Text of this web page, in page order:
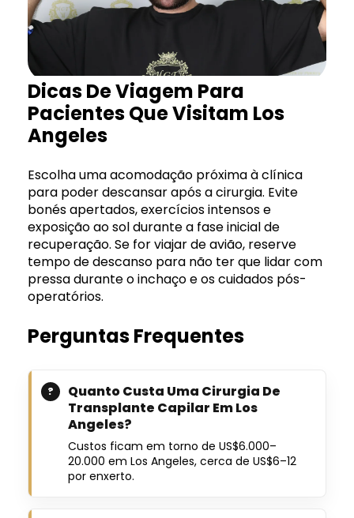
Dicas De Viagem Para
Pacientes Que Visitam Los
Angeles
Escolha uma acomodação próxima à clínica
para poder descansar após a cirurgia. Evite
bonés apertados, exercícios intensos e
exposição ao sol durante a fase inicial de
recuperação. Se for viajar de avião, reserve
tempo de descanso para não ter que lidar com
pressa durante o inchaço e os cuidados pós-
operatórios.
Perguntas Frequentes
Quanto Custa Uma Cirurgia De
Transplante Capilar Em Los
Angeles?
Custos ficam em torno de US$6.000–
20.000 em Los Angeles, cerca de US$6–12
por enxerto.